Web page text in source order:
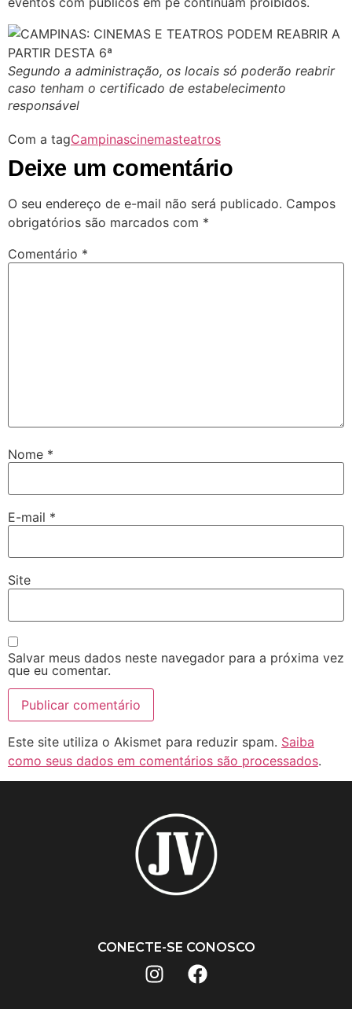
Segundo a administração, os locais só poderão reabrir
caso tenham o certificado de estabelecimento
responsável
Com a tagCampinascinemasteatros
Deixe um comentário
O seu endereço de e-mail não será publicado. Campos
obrigatórios são marcados com *
Comentário *
Nome *
E-mail *
Site
Salvar meus dados neste navegador para a próxima vez
que eu comentar.
Este site utiliza o Akismet para reduzir spam. Saiba
como seus dados em comentários são processados.
CONECTE-SE CONOSCO